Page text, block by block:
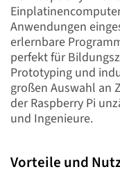
Anwendungen
erlernbare
perfekt für
Prototyping und
großen Auswahl an
der Raspberry Pi
und Ingenieure.
Vorteile und